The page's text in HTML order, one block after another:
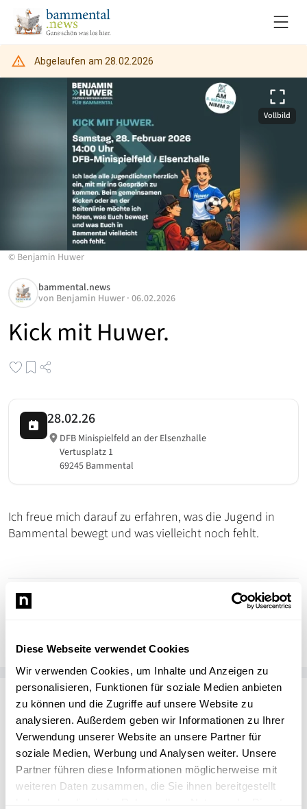
Diese Webseite verwendet Cookies
Wir verwenden Cookies, um Inhalte und Anzeigen zu
personalisieren, Funktionen für soziale Medien anbieten
zu können und die Zugriffe auf unsere Website zu
analysieren. Außerdem geben wir Informationen zu Ihrer
Verwendung unserer Website an unsere Partner für
soziale Medien, Werbung und Analysen weiter. Unsere
Partner führen diese Informationen möglicherweise mit
weiteren Daten zusammen, die Sie ihnen bereitgestellt
Abgelaufen am 28.02.2026
Vollbild
© Benjamin Huwer
Kick mit Huwer.
bammental.news
von Benjamin Huwer · 06.02.2026
28.02.26
DFB Minispielfeld an der Elsenzhalle
Vertusplatz 1
69245 Bammental
Ich freue mich darauf zu erfahren, was die Jugend in
Bammental bewegt und was vielleicht noch fehlt.
Passend zum Thema